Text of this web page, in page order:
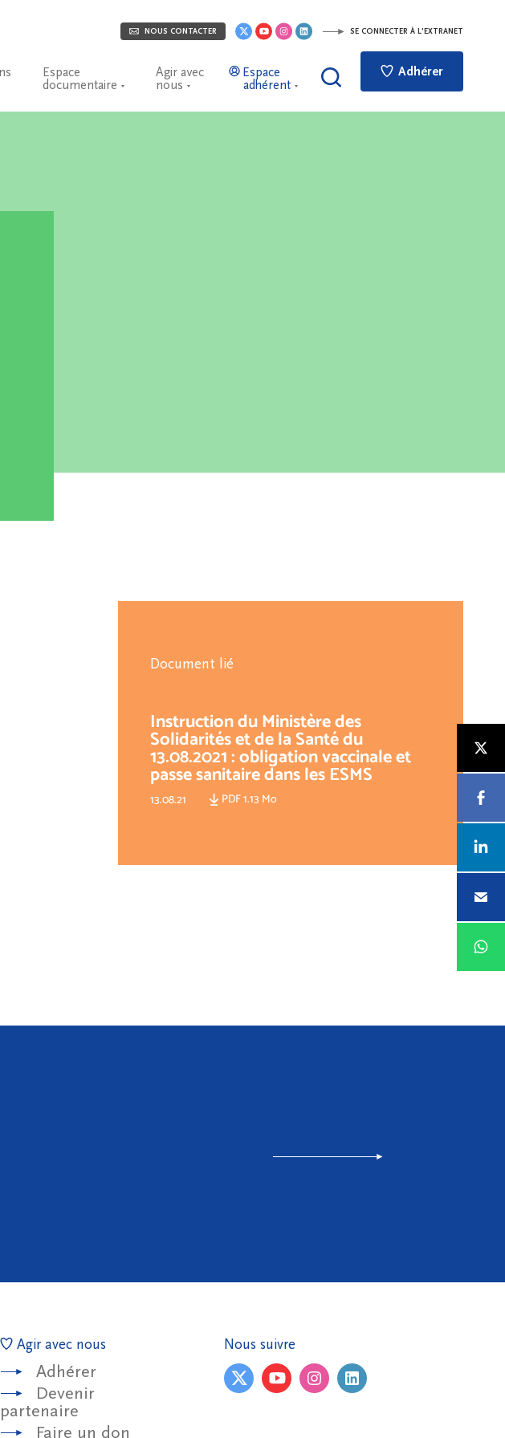
NOUS CONTACTER SE CONNECTER À L'EXTRANET
Espace
documentaire
Agir avec
nous
Espace
adhérent
Adhérer
Document lié
Instruction du Ministère des
Solidarités et de la Santé du
13.08.2021 : obligation vaccinale et
passe sanitaire dans les ESMS
13.08.21 PDF 1.13 Mo
Agir avec nous
Adhérer
Devenir
partenaire
Faire un don
Nous suivre